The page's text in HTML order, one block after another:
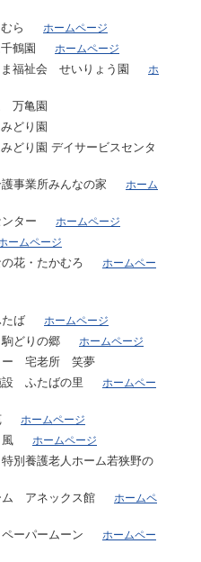
むら
ホームページ
千鶴園
ホームページ
福祉会 せいりょう園
ホ
万亀園
どり園
どり園 デイサービスセンタ
事業所みんなの家
ホーム
ンター
ホームページ
ームページ
花・たかむろ
ホームペー
たば
ホームページ
どりの郷
ホームページ
ー 宅老所 笑夢
設 ふたばの里
ホームペー
ホームページ
風
ホームページ
別養護老人ホーム若狭野の
ム アネックス館
ホームペ
ーパームーン
ホームペー